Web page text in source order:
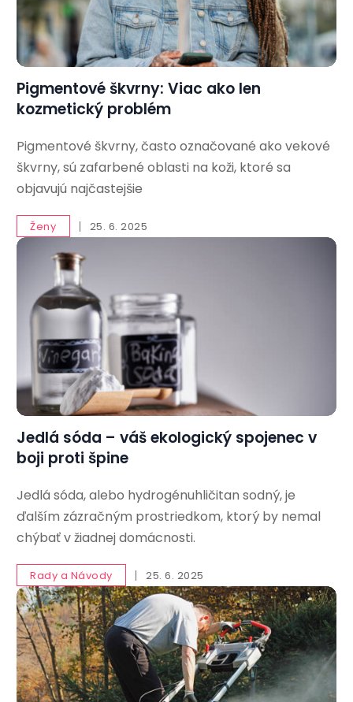
Pigmentové škvrny: Viac ako len
kozmetický problém
Pigmentové škvrny, často označované ako vekové
škvrny, sú zafarbené oblasti na koži, ktoré sa
objavujú najčastejšie
Ženy 25. 6. 2025
Jedlá sóda – váš ekologický spojenec v
boji proti špine
Jedlá sóda, alebo hydrogénuhličitan sodný, je
ďalším zázračným prostriedkom, ktorý by nemal
chýbať v žiadnej domácnosti.
Rady a Návody 25. 6. 2025